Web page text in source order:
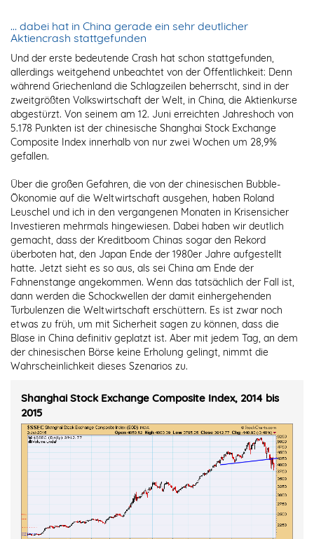
… dabei hat in China gerade ein sehr deutlicher
Aktiencrash stattgefunden
Und der erste bedeutende Crash hat schon stattgefunden,
allerdings weitgehend unbeachtet von der Öffentlichkeit: Denn
während Griechenland die Schlagzeilen beherrscht, sind in der
zweitgrößten Volkswirtschaft der Welt, in China, die Aktienkurse
abgestürzt. Von seinem am 12. Juni erreichten Jahreshoch von
5.178 Punkten ist der chinesische Shanghai Stock Exchange
Composite Index innerhalb von nur zwei Wochen um 28,9%
gefallen.
Über die großen Gefahren, die von der chinesischen Bubble-
Ökonomie auf die Weltwirtschaft ausgehen, haben Roland
Leuschel und ich in den vergangenen Monaten in Krisensicher
Investieren mehrmals hingewiesen. Dabei haben wir deutlich
gemacht, dass der Kreditboom Chinas sogar den Rekord
überboten hat, den Japan Ende der 1980er Jahre aufgestellt
hatte. Jetzt sieht es so aus, als sei China am Ende der
Fahnenstange angekommen. Wenn das tatsächlich der Fall ist,
dann werden die Schockwellen der damit einhergehenden
Turbulenzen die Weltwirtschaft erschüttern. Es ist zwar noch
etwas zu früh, um mit Sicherheit sagen zu können, dass die
Blase in China definitiv geplatzt ist. Aber mit jedem Tag, an dem
der chinesischen Börse keine Erholung gelingt, nimmt die
Wahrscheinlichkeit dieses Szenarios zu.
Shanghai Stock Exchange Composite Index, 2014 bis
2015